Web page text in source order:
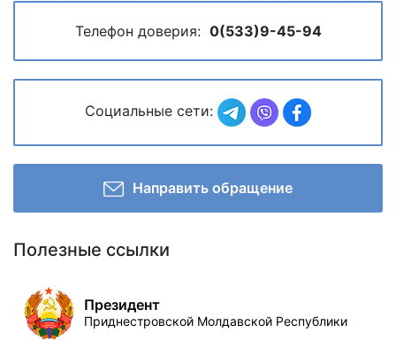
Телефон доверия: 0(533)9-45-94
Социальные сети:
Направить обращение
Полезные ссылки
Президент
Приднестровской Молдавской Республики